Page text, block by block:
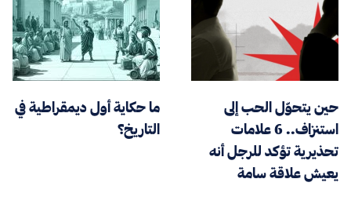
حين يتحوّل الحب إلى
استنزاف.. 6 علامات
تحذيرية تؤكد للرجل أنه
يعيش علاقة سامة
ما حكاية أول ديمقراطية في
التاريخ؟